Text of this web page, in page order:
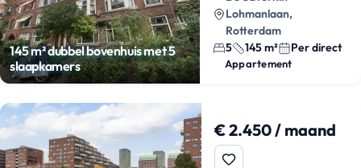
145 m² dubbel bovenhuis met 5
slaapkamers
Lohmanlaan,
Rotterdam
5
145 m² Per direct
Appartement
€ 2.450 / maand